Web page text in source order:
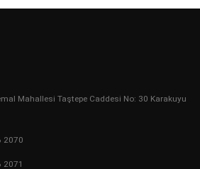
Mahallesi Taştepe Caddesi No: 30 Karakuyu
2070
2071